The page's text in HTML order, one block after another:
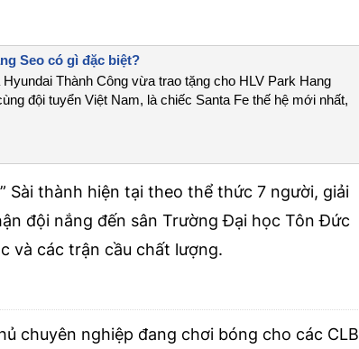
Seo có gì đặc biệt?
Thành Công vừa trao tặng cho HLV Park Hang
đội tuyển Việt Nam, là chiếc Santa Fe thế hệ mới nhất,
Sài thành hiện tại theo thể thức 7 người, giải
đội nắng đến sân Trường Đại học Tôn Đức
và các trận cầu chất lượng.
chuyên nghiệp đang chơi bóng cho các CLB